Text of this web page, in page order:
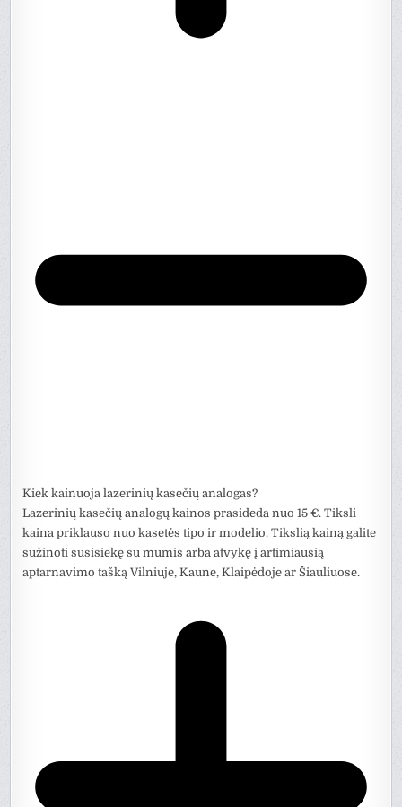
Kiek kainuoja lazerinių kasečių analogas?
Lazerinių kasečių analogų kainos prasideda nuo 15 €. Tiksli
kaina priklauso nuo kasetės tipo ir modelio. Tikslią kainą galite
sužinoti susisiekę su mumis arba atvykę į artimiausią
aptarnavimo tašką Vilniuje, Kaune, Klaipėdoje ar Šiauliuose.